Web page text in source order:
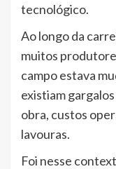
tecnológico.
Ao longo da
muitos
campo estava
existiam
obra, custos
lavouras.
Foi nesse